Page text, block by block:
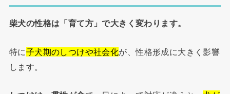
柴犬の性格は「育て方」で大きく変わります。
特に子犬期のしつけや社会化が、性格形成に大きく影響
します。